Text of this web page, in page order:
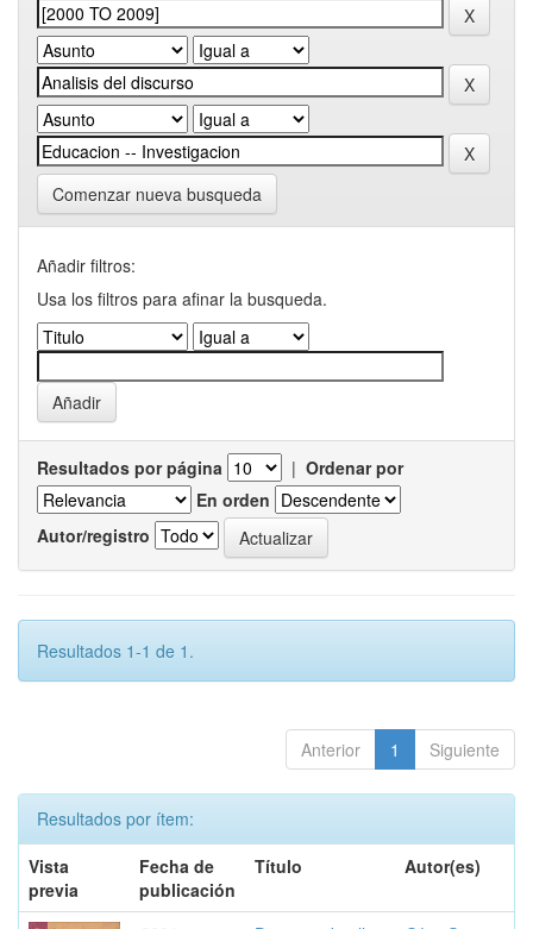
Comenzar nueva busqueda
Añadir filtros:
Usa los filtros para afinar la busqueda.
Resultados por página | Ordenar por
En orden
Autor/registro
Resultados 1-1 de 1.
Anterior 1 Siguiente
Resultados por ítem:
Vista
previa
Fecha de
publicación
Título Autor(es)